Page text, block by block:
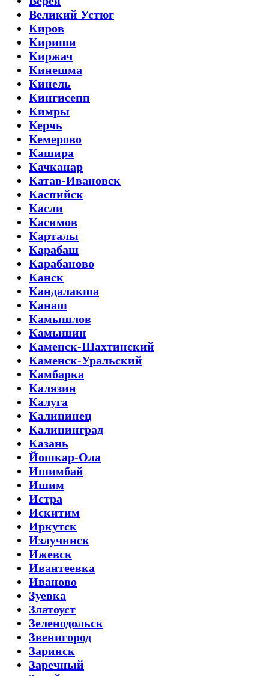
Великий Устюг
Киров
Кириши
Киржач
Кинешма
Кинель
Кингисепп
Кимры
Керчь
Кемерово
Кашира
Качканар
Катав-Ивановск
Каспийск
Касли
Касимов
Карталы
Карабаш
Карабаново
Канск
Кандалакша
Канаш
Камышлов
Камышин
Каменск-Шахтинский
Каменск-Уральский
Камбарка
Калязин
Калуга
Калининец
Калининград
Казань
Йошкар-Ола
Ишимбай
Ишим
Истра
Искитим
Иркутск
Излучинск
Ижевск
Ивантеевка
Иваново
Зуевка
Златоуст
Зеленодольск
Звенигород
Заринск
Заречный